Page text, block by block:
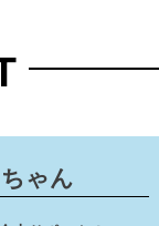
ゃん